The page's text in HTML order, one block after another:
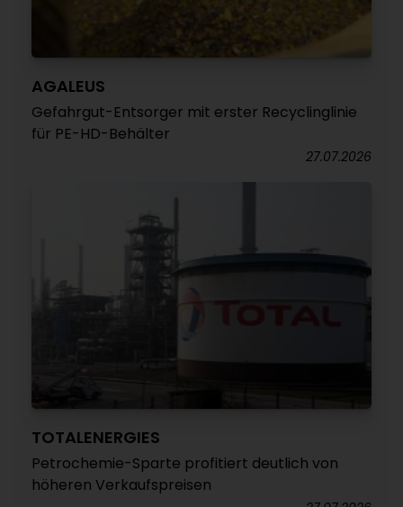
AGALEUS
Gefahrgut-Entsorger mit erster Recyclinglinie
für PE-HD-Behälter
27.07.2026
TOTALENERGIES
Petrochemie-Sparte profitiert deutlich von
höheren Verkaufspreisen